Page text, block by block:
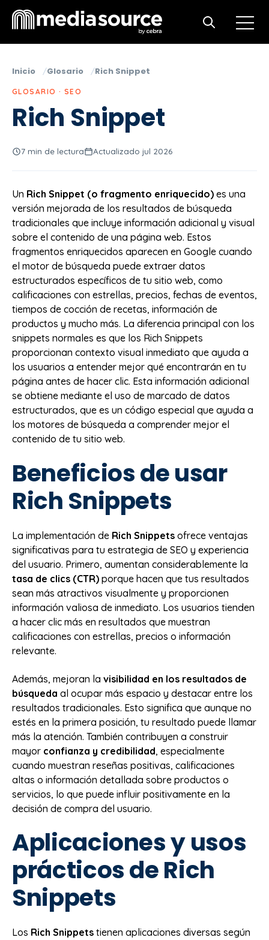
Open
Open search
Inicio Glosario Rich Snippet
GLOSARIO · SEO
Rich Snippet
7 min de lectura Actualizado jul 2026
Un Rich Snippet (o fragmento enriquecido) es una
versión mejorada de los resultados de búsqueda
tradicionales que incluye información adicional y visual
sobre el contenido de una página web. Estos
fragmentos enriquecidos aparecen en Google cuando
el motor de búsqueda puede extraer datos
estructurados específicos de tu sitio web, como
calificaciones con estrellas, precios, fechas de eventos,
tiempos de cocción de recetas, información de
productos y mucho más. La diferencia principal con los
snippets normales es que los Rich Snippets
proporcionan contexto visual inmediato que ayuda a
los usuarios a entender mejor qué encontrarán en tu
página antes de hacer clic. Esta información adicional
se obtiene mediante el uso de marcado de datos
estructurados, que es un código especial que ayuda a
los motores de búsqueda a comprender mejor el
contenido de tu sitio web.
Beneficios de usar
Rich Snippets
La implementación de Rich Snippets ofrece ventajas
significativas para tu estrategia de SEO y experiencia
del usuario. Primero, aumentan considerablemente la
tasa de clics (CTR) porque hacen que tus resultados
sean más atractivos visualmente y proporcionen
información valiosa de inmediato. Los usuarios tienden
a hacer clic más en resultados que muestran
calificaciones con estrellas, precios o información
relevante.
Además, mejoran la visibilidad en los resultados de
búsqueda al ocupar más espacio y destacar entre los
resultados tradicionales. Esto significa que aunque no
estés en la primera posición, tu resultado puede llamar
más la atención. También contribuyen a construir
mayor confianza y credibilidad, especialmente
cuando muestran reseñas positivas, calificaciones
altas o información detallada sobre productos o
servicios, lo que puede influir positivamente en la
decisión de compra del usuario.
Aplicaciones y usos
prácticos de Rich
Snippets
Los Rich Snippets tienen aplicaciones diversas según